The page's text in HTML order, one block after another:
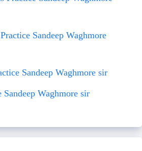
Sandeep Waghmore
Sandeep Waghmore sir
Waghmore sir